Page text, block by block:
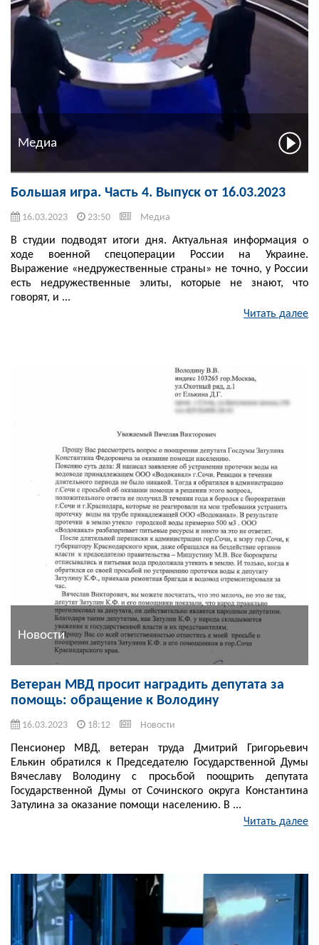
Медиа
Большая игра. Часть 4. Выпуск от 16.03.2023
16.03.2023 23:50 Медиа
В студии подводят итоги дня. Актуальная информация о
ходе военной спецоперации России на Украине.
Выражение «недружественные страны» не точно, у России
есть недружественные элиты, которые не знают, что
говорят, и ...
Читать далее
Новости
Ветеран МВД просит наградить депутата за
помощь: обращение к Володину
16.03.2023 18:12 Новости
Пенсионер МВД, ветеран труда Дмитрий Григорьевич
Елькин обратился к Председателю Государственной Думы
Вячеславу Володину с просьбой поощрить депутата
Государственной Думы от Сочинского округа Константина
Затулина за оказание помощи населению. В ...
Читать далее